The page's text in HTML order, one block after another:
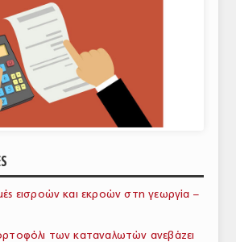
εισροών και εκροών στη γεωργία –
των καταναλωτών ανεβάζει